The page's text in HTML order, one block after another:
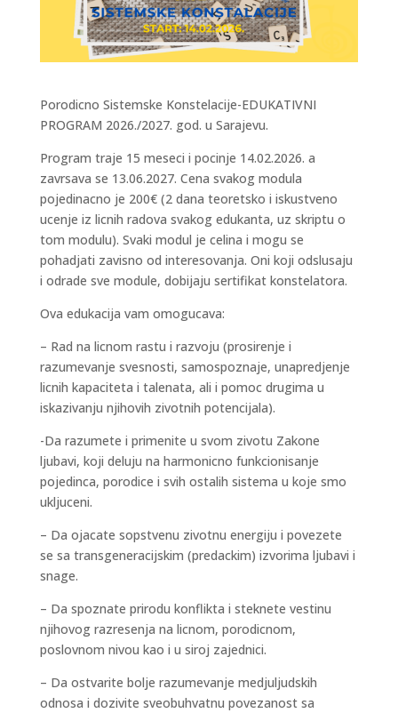
Porodicno Sistemske Konstelacije-EDUKATIVNI
PROGRAM 2026./2027. god. u Sarajevu.
Program traje 15 meseci i pocinje 14.02.2026. a
zavrsava se 13.06.2027. Cena svakog modula
pojedinacno je 200€ (2 dana teoretsko i iskustveno
ucenje iz licnih radova svakog edukanta, uz skriptu o
tom modulu). Svaki modul je celina i mogu se
pohadjati zavisno od interesovanja. Oni koji odslusaju
i odrade sve module, dobijaju sertifikat konstelatora.
Ova edukacija vam omogucava:
– Rad na licnom rastu i razvoju (prosirenje i
razumevanje svesnosti, samospoznaje, unapredjenje
licnih kapaciteta i talenata, ali i pomoc drugima u
iskazivanju njihovih zivotnih potencijala).
-Da razumete i primenite u svom zivotu Zakone
ljubavi, koji deluju na harmonicno funkcionisanje
pojedinca, porodice i svih ostalih sistema u koje smo
ukljuceni.
– Da ojacate sopstvenu zivotnu energiju i povezete
se sa transgeneracijskim (predackim) izvorima ljubavi i
snage.
– Da spoznate prirodu konflikta i steknete vestinu
njihovog razresenja na licnom, porodicnom,
poslovnom nivou kao i u siroj zajednici.
– Da ostvarite bolje razumevanje medjuljudskih
odnosa i dozivite sveobuhvatnu povezanost sa